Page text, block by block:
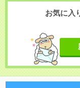
お気に入